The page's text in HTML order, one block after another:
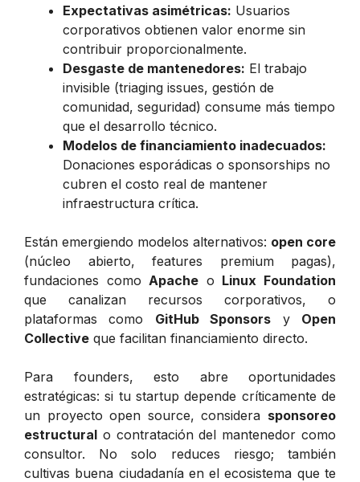
Expectativas asimétricas: Usuarios
corporativos obtienen valor enorme sin
contribuir proporcionalmente.
Desgaste de mantenedores: El trabajo
invisible (triaging issues, gestión de
comunidad, seguridad) consume más tiempo
que el desarrollo técnico.
Modelos de financiamiento inadecuados:
Donaciones esporádicas o sponsorships no
cubren el costo real de mantener
infraestructura crítica.
Están emergiendo modelos alternativos: open core
(núcleo abierto, features premium pagas),
fundaciones como Apache o Linux Foundation
que canalizan recursos corporativos, o
plataformas como GitHub Sponsors y Open
Collective que facilitan financiamiento directo.
Para founders, esto abre oportunidades
estratégicas: si tu startup depende críticamente de
un proyecto open source, considera sponsoreo
estructural o contratación del mantenedor como
consultor. No solo reduces riesgo; también
cultivas buena ciudadanía en el ecosistema que te